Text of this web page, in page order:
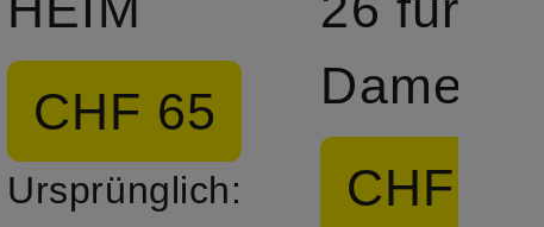
CHF 65
Ursprünglich:
Damen
CHF 55